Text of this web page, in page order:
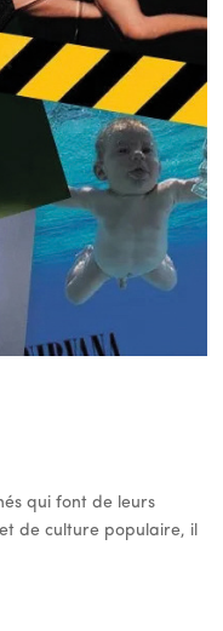
qui font de leurs
de culture populaire, il